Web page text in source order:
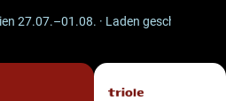
27.07.–01.08. · Laden geschlossen ·